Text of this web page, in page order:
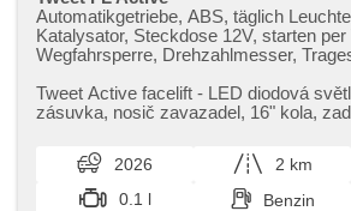
Automatikgetriebe, ABS, täglich
Katalysator, Steckdose 12V, starten per
Wegfahrsperre, Drehzahlmesser,
Tweet Active facelift ​- LED diodová
zásuvka,​ nosič zavazadel,​ 16" kola,​
2026 2 km
0.1 l
Benzin